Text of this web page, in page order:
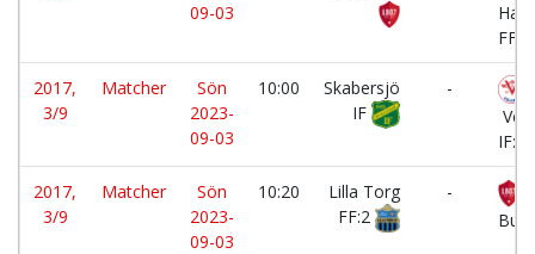
09-03
FF:6
2017,
3/9
Matcher
Sön
2023-
09-03
10:00
Skabersjö
IF
-
2017,
3/9
Matcher
Sön
2023-
09-03
10:20
Lilla Torg
FF:2
-